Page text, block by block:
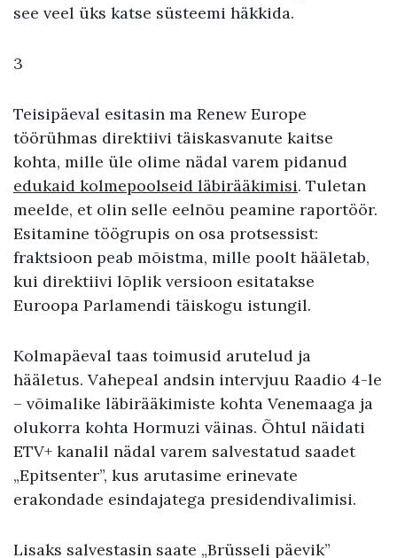
see veel üks katse süsteemi häkkida.
3
Teisipäeval esitasin ma Renew Europe
töörühmas direktiivi täiskasvanute kaitse
kohta, mille üle olime nädal varem pidanud
edukaid kolmepoolseid läbirääkimisi. Tuletan
meelde, et olin selle eelnõu peamine raportöör.
Esitamine töögrupis on osa protsessist:
fraktsioon peab mõistma, mille poolt hääletab,
kui direktiivi lõplik versioon esitatakse
Euroopa Parlamendi täiskogu istungil.
Kolmapäeval taas toimusid arutelud ja
hääletus. Vahepeal andsin intervjuu Raadio 4-le
– võimalike läbirääkimiste kohta Venemaaga ja
olukorra kohta Hormuzi väinas. Õhtul näidati
ETV+ kanalil nädal varem salvestatud saadet
„Epitsenter”, kus arutasime erinevate
erakondade esindajatega presidendivalimisi.
Lisaks salvestasin saate „Brüsseli päevik”